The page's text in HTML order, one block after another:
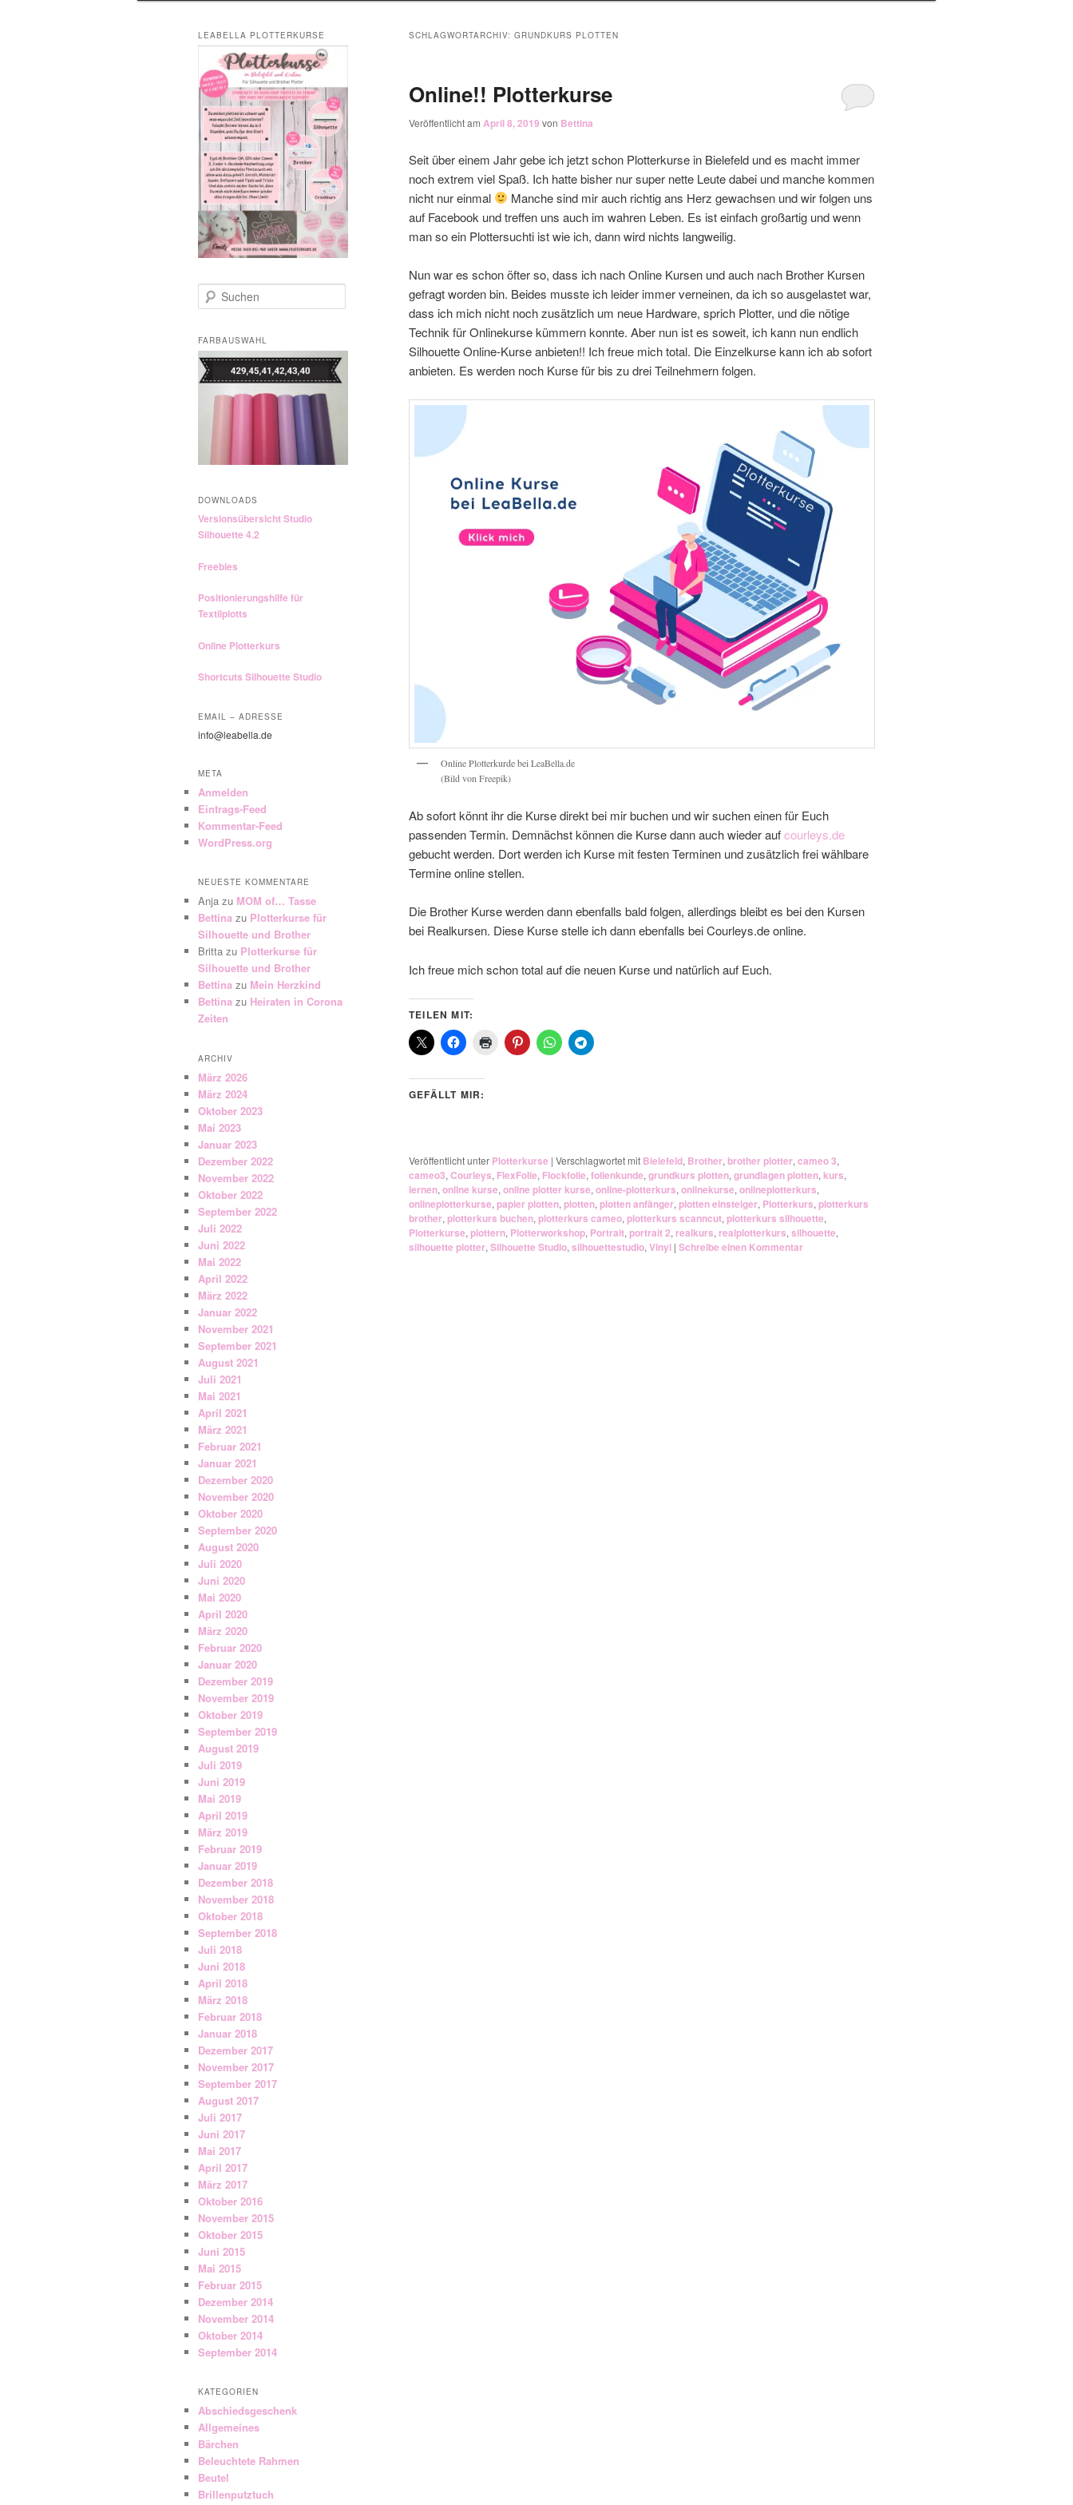
SCHLAGWORTARCHIV: GRUNDKURS PLOTTEN
Online!! Plotterkurse
Veröffentlicht am April 8, 2019 von Bettina
Seit über einem Jahr gebe ich jetzt schon Plotterkurse in Bielefeld und es macht immer
noch extrem viel Spaß. Ich hatte bisher nur super nette Leute dabei und manche kommen
nicht nur einmal
Manche sind mir auch richtig ans Herz gewachsen und wir folgen uns
auf Facebook und treffen uns auch im wahren Leben. Es ist einfach großartig und wenn
man so ein Plottersuchti ist wie ich, dann wird nichts langweilig.
Nun war es schon öfter so, dass ich nach Online Kursen und auch nach Brother Kursen
gefragt worden bin. Beides musste ich leider immer verneinen, da ich so ausgelastet war,
dass ich mich nicht noch zusätzlich um neue Hardware, sprich Plotter, und die nötige
Technik für Onlinekurse kümmern konnte. Aber nun ist es soweit, ich kann nun endlich
Silhouette Online-Kurse anbieten!! Ich freue mich total. Die Einzelkurse kann ich ab sofort
anbieten. Es werden noch Kurse für bis zu drei Teilnehmern folgen.
Online Plotterkurde bei LeaBella.de
(Bild von Freepik)
Ab sofort könnt ihr die Kurse direkt bei mir buchen und wir suchen einen für Euch
passenden Termin. Demnächst können die Kurse dann auch wieder aufcourleys.de
gebucht werden. Dort werden ich Kurse mit festen Terminen und zusätzlich frei wählbare
Termine online stellen.
Die Brother Kurse werden dann ebenfalls bald folgen, allerdings bleibt es bei den Kursen
bei Realkursen. Diese Kurse stelle ich dann ebenfalls bei Courleys.de online.
Ich freue mich schon total auf die neuen Kurse und natürlich auf Euch.
TEILEN MIT:
GEFÄLLT MIR:
Veröffentlicht unter Plotterkurse | Verschlagwortet mit Bielefeld, Brother, brother plotter, cameo 3,
cameo3, Courleys, FlexFolie, Flockfolie, folienkunde, grundkurs plotten, grundlagen plotten, kurs,
lernen, online kurse, online plotter kurse, online-plotterkurs, onlinekurse, onlineplotterkurs,
onlineplotterkurse, papier plotten, plotten, plotten anfänger, plotten einsteiger, Plotterkurs, plotterkurs
brother, plotterkurs buchen, plotterkurs cameo, plotterkurs scanncut, plotterkurs silhouette,
Plotterkurse, plottern, Plotterworkshop, Portrait, portrait 2, realkurs, realplotterkurs, silhouette,
silhouette plotter, Silhouette Studio, silhouettestudio, Vinyl | Schreibe einen Kommentar
LEABELLA PLOTTERKURSE
u
h
e
n
FARBAUSWAHL
DOWNLOADS
Versionsübersicht Studio
Silhouette 4.2
Freebies
Positionierungshilfe für
Textilplotts
Online Plotterkurs
Shortcuts Silhouette Studio
EMAIL – ADRESSE
info@leabella.de
META
Anmelden
Eintrags-Feed
Kommentar-Feed
WordPress.org
NEUESTE KOMMENTARE
Anja zu MOM of… Tasse
Bettina zu Plotterkurse für
Silhouette und Brother
Britta zu Plotterkurse für
Silhouette und Brother
Bettina zu Mein Herzkind
Bettina zu Heiraten in Corona
Zeiten
ARCHIV
März 2026
März 2024
Oktober 2023
Mai 2023
Januar 2023
Dezember 2022
November 2022
Oktober 2022
September 2022
Juli 2022
Juni 2022
Mai 2022
April 2022
März 2022
Januar 2022
November 2021
September 2021
August 2021
Juli 2021
Mai 2021
April 2021
März 2021
Februar 2021
Januar 2021
Dezember 2020
November 2020
Oktober 2020
September 2020
August 2020
Juli 2020
Juni 2020
Mai 2020
April 2020
März 2020
Februar 2020
Januar 2020
Dezember 2019
November 2019
Oktober 2019
September 2019
August 2019
Juli 2019
Juni 2019
Mai 2019
April 2019
März 2019
Februar 2019
Januar 2019
Dezember 2018
November 2018
Oktober 2018
September 2018
Juli 2018
Juni 2018
April 2018
März 2018
Februar 2018
Januar 2018
Dezember 2017
November 2017
September 2017
August 2017
Juli 2017
Juni 2017
Mai 2017
April 2017
März 2017
Oktober 2016
November 2015
Oktober 2015
Juni 2015
Mai 2015
Februar 2015
Dezember 2014
November 2014
Oktober 2014
September 2014
KATEGORIEN
Abschiedsgeschenk
Allgemeines
Bärchen
Beleuchtete Rahmen
Beutel
Brillenputztuch